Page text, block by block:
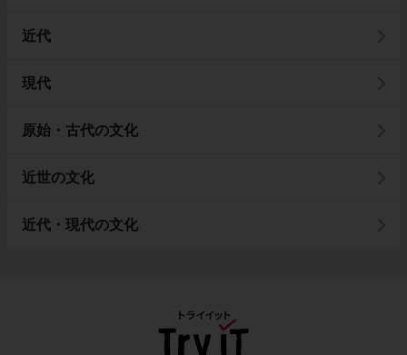
近代
現代
原始・古代の文化
近世の文化
近代・現代の文化